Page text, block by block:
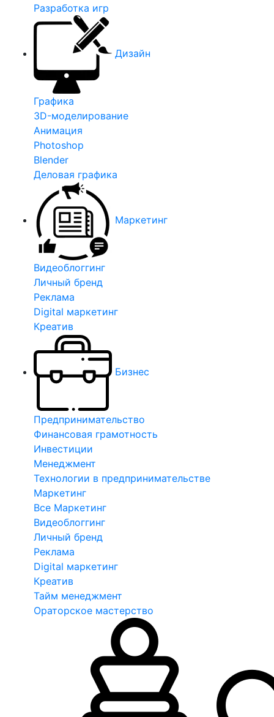
Разработка игр
Дизайн
Графика
3D-моделирование
Анимация
Photoshop
Blender
Деловая графика
Маркетинг
Видеоблоггинг
Личный бренд
Реклама
Digital маркетинг
Креатив
Бизнес
Предпринимательство
Финансовая грамотность
Инвестиции
Менеджмент
Технологии в предпринимательстве
Маркетинг
Все Маркетинг
Видеоблоггинг
Личный бренд
Реклама
Digital маркетинг
Креатив
Тайм менеджмент
Ораторское мастерство